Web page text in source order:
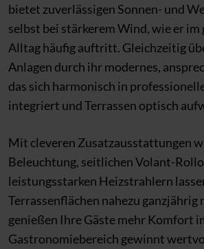
bietet zuverlässigen Sonnen- und
selbst bei stärkerem Wind, wie er
Alltag häufig auftritt. Gleichzeitig
Anlagen durch ihr modernes,
das sich harmonisch in
integriert und Terrassen optisch
Mit cleveren Zusatzausstattungen
Beleuchtung, seitlichen Volant-
leistungsstarken Heizstrahlern
Terrassenflächen nahezu ganzjährig
genießen Ihre Gäste mehr Komfort
Gastronomiebereich gewinnt